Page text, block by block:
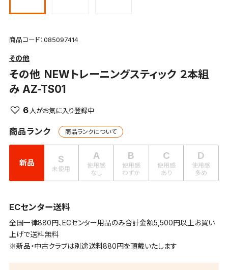
商品コード：085097414
その他
その他 NEWトレーニングスティック ２本組
み AZ-TS01
6
商品ランク 商品ランクについて
新品 S
未使用
A
使用感
なし
B
使用感
わずか
C
使用感
あり
D
使用感
多め
ECセンター送料
全国一律880円、ECセンター用品のみ合計金額5,500円以上お買い
上げで送料無料
※新品・中古クラブは別途送料880円を頂戴いたします